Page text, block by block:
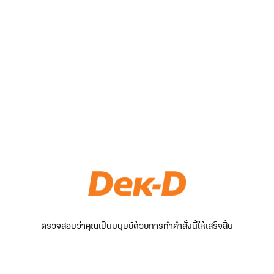
ตรวจสอบว่าคุณเป็นมนุษย์ด้วยการทำคำสั่งนี้ให้เสร็จสิ้น